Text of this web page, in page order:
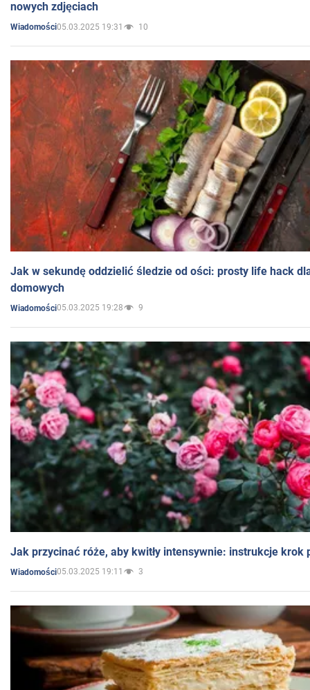
nowych zdjęciach
Wiadomości05.03.2025 19:31 10
Jak w sekundę oddzielić śledzie od ości: prosty life hack
domowych
Wiadomości05.03.2025 19:28 9
Jak przycinać róże, aby kwitły intensywnie: instrukcje krok
Wiadomości05.03.2025 19:11 3